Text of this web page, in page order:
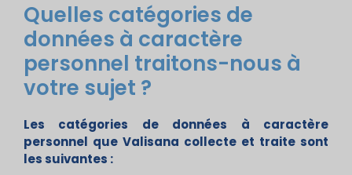
Quelles catégories de
données à caractère
personnel traitons-nous à
votre sujet ?
Les catégories de données à caractère
personnel que Valisana collecte et traite sont
les suivantes :